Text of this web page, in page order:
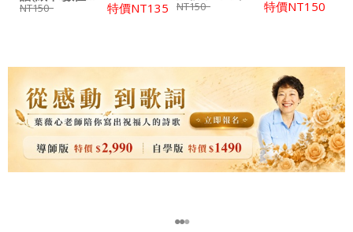
NT150 特價NT135 NT150 特價NT150